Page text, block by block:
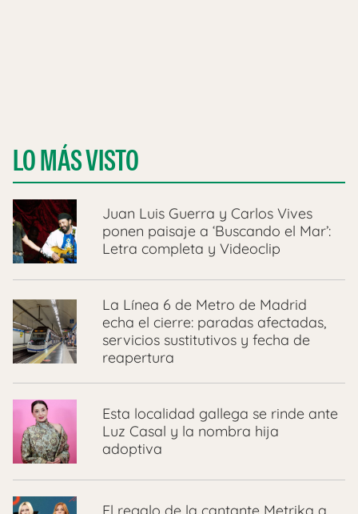
LO MÁS VISTO
Juan Luis Guerra y Carlos Vives
ponen paisaje a ‘Buscando el Mar’:
Letra completa y Videoclip
La Línea 6 de Metro de Madrid
echa el cierre: paradas afectadas,
servicios sustitutivos y fecha de
reapertura
Esta localidad gallega se rinde ante
Luz Casal y la nombra hija
adoptiva
El regalo de la cantante Metrika a